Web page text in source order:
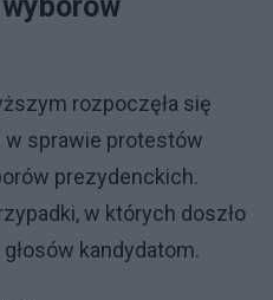
rozpoczęła się
sprawie protestów
prezydenckich.
w których doszło
kandydatom.